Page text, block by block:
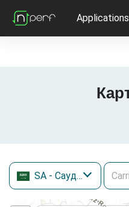
Applications
SA - Саудитска Арабия